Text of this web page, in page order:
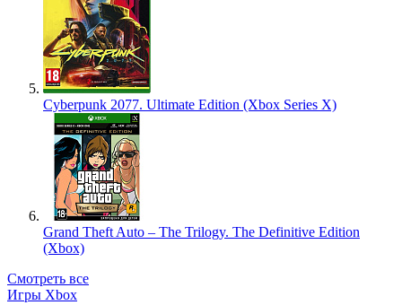
Cyberpunk 2077. Ultimate Edition (Xbox Series X)
Grand Theft Auto – The Trilogy. The Definitive Edition
(Xbox)
Смотреть все
Игры Xbox